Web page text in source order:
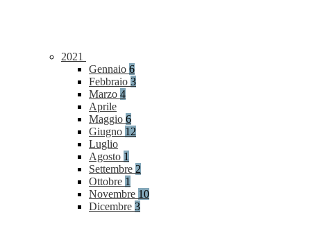
2021
Gennaio 6
Febbraio 3
Marzo 4
Aprile
Maggio 6
Giugno 12
Luglio
Agosto 1
Settembre 2
Ottobre 1
Novembre 10
Dicembre 3